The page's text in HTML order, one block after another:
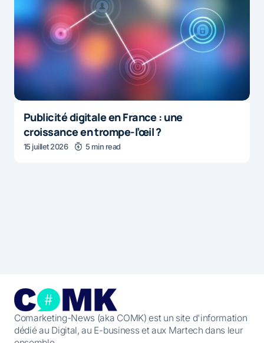
Publicité digitale en France : une
croissance en trompe-l’œil ?
15 juillet 2026 5 min read
Comarketing-News (aka COMK) est un site d'information
dédié au Digital, au E-business et aux Martech dans leur